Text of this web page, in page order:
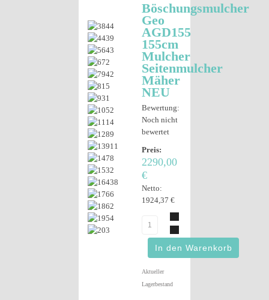
Böschungsmulcher
Geo
AGD155
155cm
Mulcher
Seitenmulcher
Mäher
NEU
Bewertung:
Noch nicht
bewertet
Preis:
2290,00
€
Netto:
1924,37 €
Aktueller
Lagerbestand